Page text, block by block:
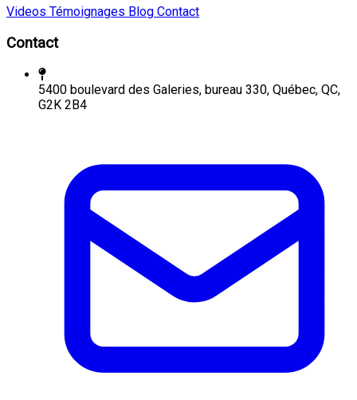
Videos Témoignages Blog Contact
Contact
5400 boulevard des Galeries, bureau 330, Québec, QC,
G2K 2B4